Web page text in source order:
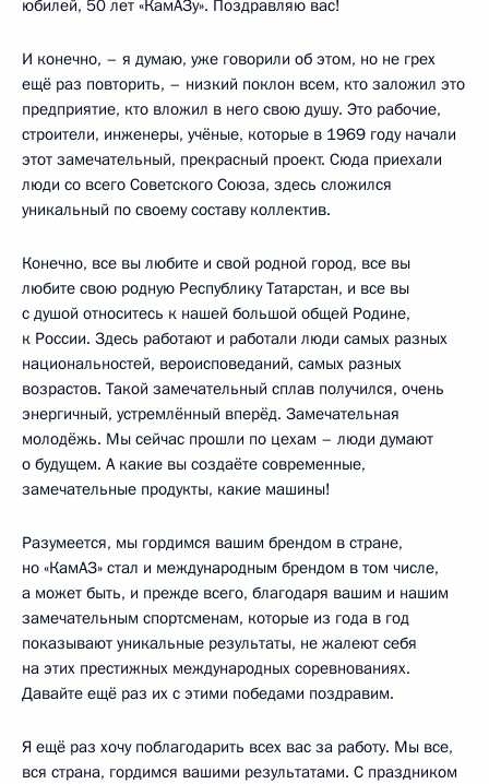
юбилей, 50 лет «КамАЗу». Поздравляю вас!
И конечно, – я думаю, уже говорили об этом, но не грех
ещё раз повторить, – низкий поклон всем, кто заложил это
предприятие, кто вложил в него свою душу. Это рабочие,
строители, инженеры, учёные, которые в 1969 году начали
этот замечательный, прекрасный проект. Сюда приехали
люди со всего Советского Союза, здесь сложился
уникальный по своему составу коллектив.
Конечно, все вы любите и свой родной город, все вы
любите свою родную Республику Татарстан, и все вы
с душой относитесь к нашей большой общей Родине,
к России. Здесь работают и работали люди самых разных
национальностей, вероисповеданий, самых разных
возрастов. Такой замечательный сплав получился, очень
энергичный, устремлённый вперёд. Замечательная
молодёжь. Мы сейчас прошли по цехам – люди думают
о будущем. А какие вы создаёте современные,
замечательные продукты, какие машины!
Разумеется, мы гордимся вашим брендом в стране,
но «КамАЗ» стал и международным брендом в том числе,
а может быть, и прежде всего, благодаря вашим и нашим
замечательным спортсменам, которые из года в год
показывают уникальные результаты, не жалеют себя
на этих престижных международных соревнованиях.
Давайте ещё раз их с этими победами поздравим.
Я ещё раз хочу поблагодарить всех вас за работу. Мы все,
вся страна, гордимся вашими результатами. С праздником